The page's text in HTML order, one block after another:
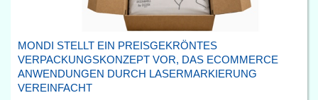
MONDI STELLT EIN PREISGEKRÖNTES
VERPACKUNGSKONZEPT VOR, DAS ECOMMERCE
ANWENDUNGEN DURCH LASERMARKIERUNG
VEREINFACHT